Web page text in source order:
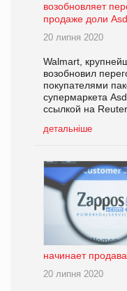
возобновляет
продаже доли
20 липня 2020
Walmart,
возобновил
покупателями
супермаркета
ссылкой на
детальніше
начинает
20 липня 2020